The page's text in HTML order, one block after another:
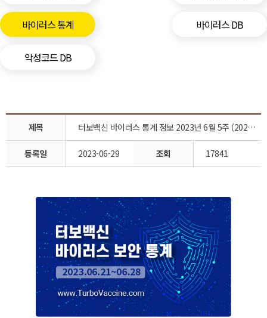
바이러스 통계 바이러스 DB
악성코드 DB
제목 터보백신 바이러스 통계 정보 2023년 6월 5주 (2023.06.21 ~2023.06.29)
등록일 2023-06-29 조회 17841